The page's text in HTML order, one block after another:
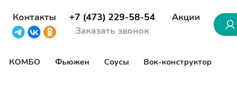
Контакты
+7 (473) 229-58-54
Заказать звонок
Акции
КОМБО Фьюжен Соусы Вок-конструктор